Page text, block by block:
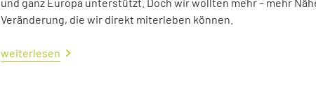
Veränderung, die wir direkt miterleben können.
weiterlesen